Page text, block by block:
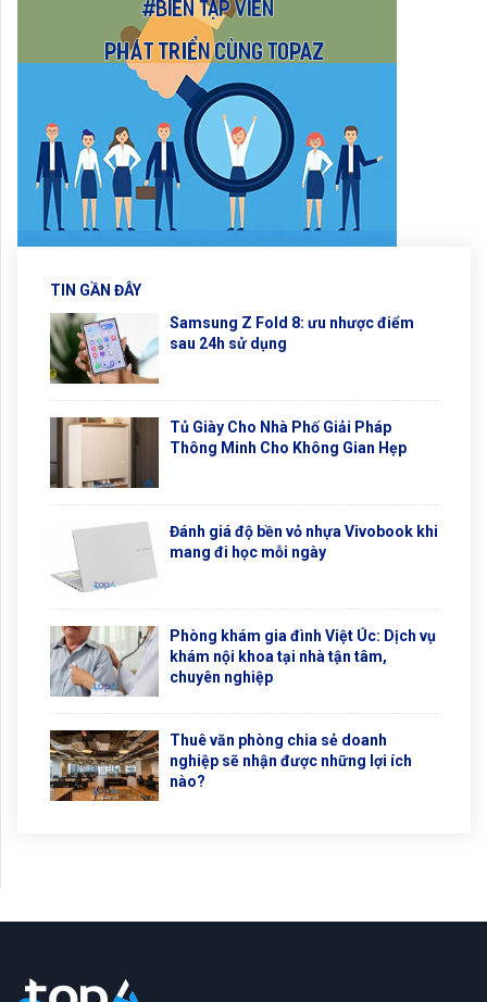
TIN GẦN ĐÂY
Samsung Z Fold 8: ưu nhược điểm
sau 24h sử dụng
Tủ Giày Cho Nhà Phố Giải Pháp
Thông Minh Cho Không Gian Hẹp
Đánh giá độ bền vỏ nhựa Vivobook khi
mang đi học mỗi ngày
Phòng khám gia đình Việt Úc: Dịch vụ
khám nội khoa tại nhà tận tâm,
chuyên nghiệp
Thuê văn phòng chia sẻ doanh
nghiệp sẽ nhận được những lợi ích
nào?